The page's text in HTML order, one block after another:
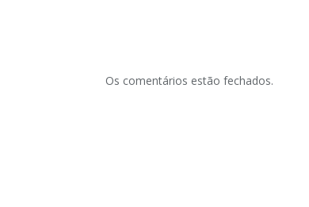
Os comentários estão fechados.